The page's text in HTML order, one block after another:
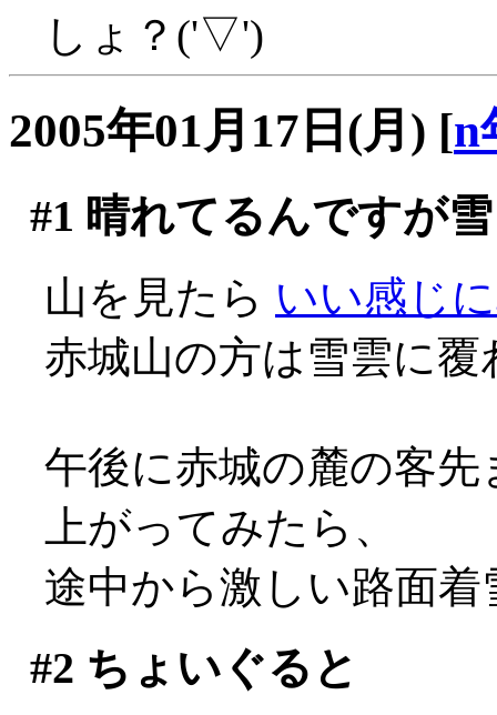
しょ？('▽')
2005年01月17日(月) [n
#1 晴れてるんですが
山を見たら いい感じ
赤城山の方は雪雲に
午後に赤城の麓の客
上がってみたら、
途中から激しい路面
#2 ちょいぐると